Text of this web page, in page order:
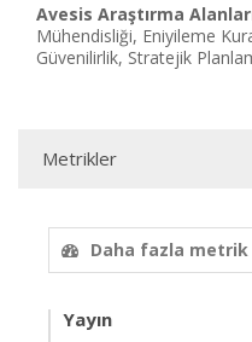
Avesis Araştırma
Mühendisliği, Eniyileme
Güvenilirlik, Stratejik
Metrikler
Daha fazla metrik
Yayın